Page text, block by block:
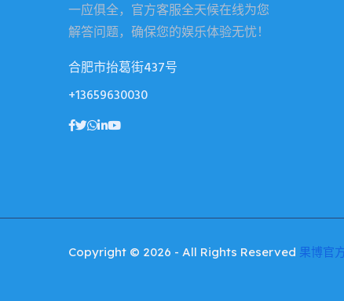
一应俱全，官方客服全天候在线为您
解答问题，确保您的娱乐体验无忧！
合肥市抬葛街437号
+13659630030
Copyright © 2026 - All Rights Reserved 果博官